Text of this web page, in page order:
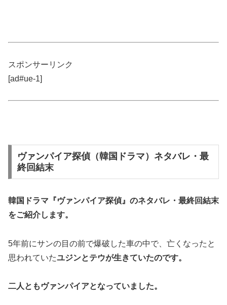
スポンサーリンク
[ad#ue-1]
ヴァンパイア探偵（韓国ドラマ）ネタバレ・最
終回結末
韓国ドラマ『ヴァンパイア探偵』のネタバレ・最終回結末
をご紹介します。
5年前にサンの目の前で爆破した車の中で、亡くなったと
思われていたユジンとテウが生きていたのです。
二人ともヴァンパイアとなっていました。